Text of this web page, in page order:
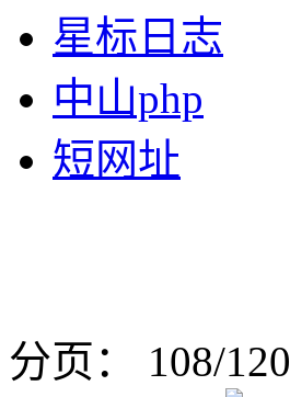
星标日志
中山php
短网址
分页： 108/120